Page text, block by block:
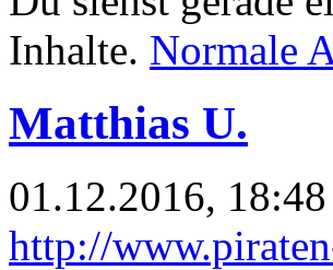
Inhalte. Normale
Matthias U.
01.12.2016, 18:48
http://